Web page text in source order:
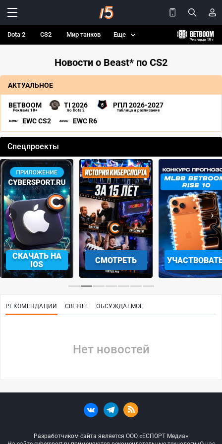
Dota 2 CS2 Мир танков Еще
Новости о Beast* по CS2
АКТУАЛЬНОЕ
BETBOOM
Реклама 18+
TI 2026
по Dota 2
РПЛ 2026-2027
таблица и расписание
EWC CS2 EWC R6
Спецпроекты
СКАЧАТЬ НА
IOS
СМОТРЕТЬ
‹ ›
РЕКОМЕНДАЦИИ СВЕЖЕЕ ОБСУЖДАЕМОЕ
Нет новостей
Разработчиком сайта является ООО «ЕСПОРТ Медиа»